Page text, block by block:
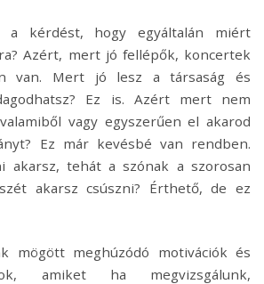
a kérdést, hogy egyáltalán miért
Azért, mert jó fellépők, koncertek
van. Mert jó lesz a társaság és
Ez is. Azért mert nem
vagy egyszerűen el akarod
Ez már kevésbé van rendben.
akarsz, tehát a szónak a szorosan
akarsz csúszni? Érthető, de ez
mögött meghúzódó motivációk és
amiket ha megvizsgálunk,